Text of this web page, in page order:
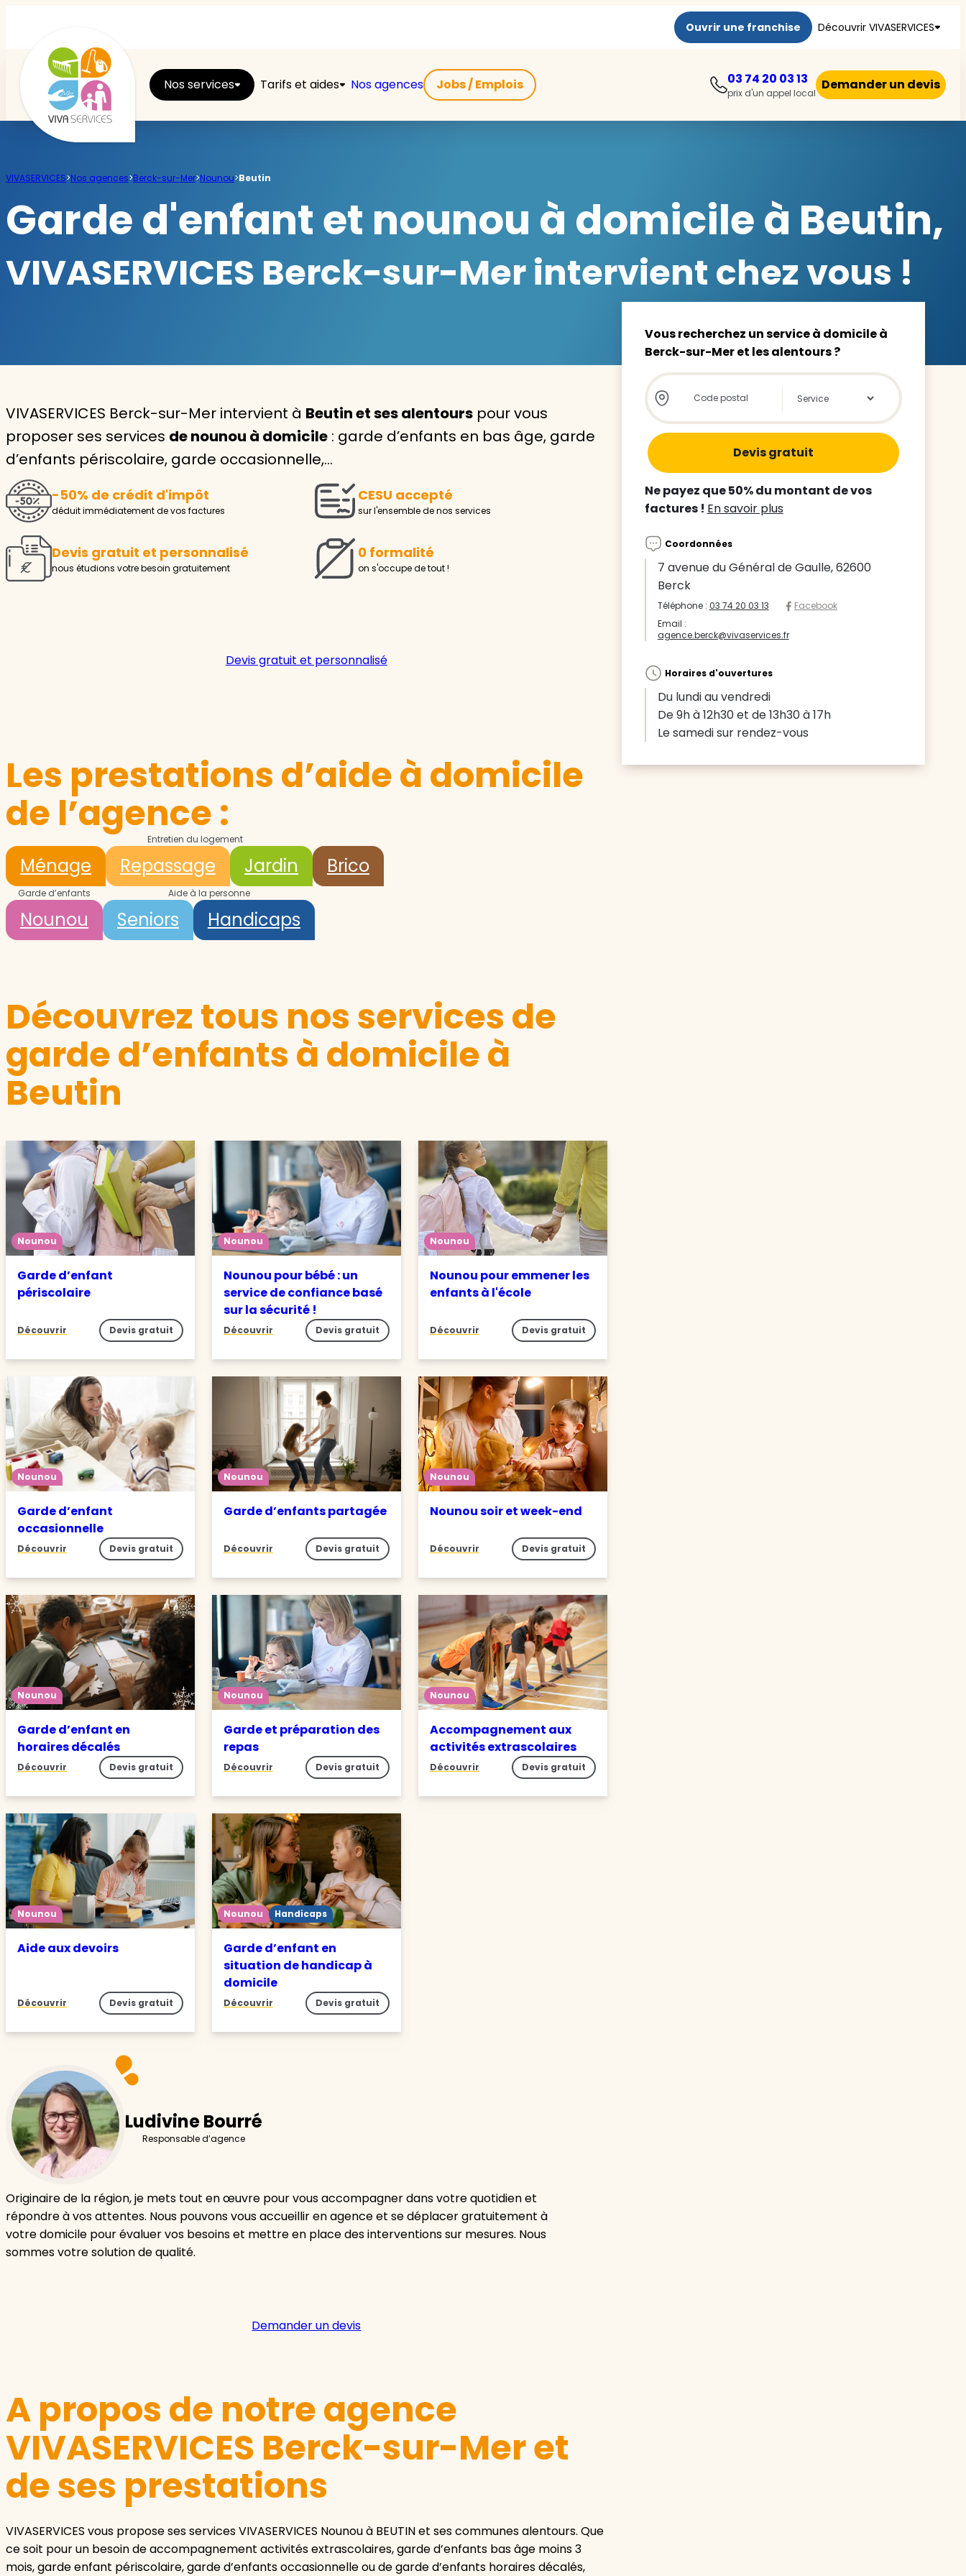
Ouvrir une franchise Découvrir VIVASERVICES
Nos services Tarifs et aides Nos agences Jobs / Emplois 03 74 20 03 13
prix d'un appel local
Demander un devis
Repassage
Jardin
Aide à la personne
Seniors
Handicaps
Voir tous les services
Avec VIVASERVICES, trouvez le
service à domicile qui vous
Pour l’entretien de votre logement, la garde de votre enfant
ou l’accompagnement d’un parent, nos intervenants à
Demander un devis gratuit
Trouver mon agence
VIVASERVICES>Nos agences>Berck-sur-Mer>Nounou>Beutin
Garde d'enfant et nounou à domicile à Beutin,
VIVASERVICES Berck-sur-Mer intervient chez vous !
VIVASERVICES Berck-sur-Mer intervient à Beutin et ses alentours pour vous
proposer ses services de nounou à domicile : garde d’enfants en bas âge, garde
d’enfants périscolaire, garde occasionnelle,…
-50% de crédit d'impôt
déduit immédiatement de vos factures
CESU accepté
sur l'ensemble de nos services
Devis gratuit et personnalisé
nous étudions votre besoin gratuitement
0 formalité
on s'occupe de tout !
Devis gratuit et personnalisé
Les prestations d’aide à domicile
de l’agence :
Entretien du logement
Ménage Repassage Jardin Brico
Garde d’enfants
Nounou
Aide à la personne
Seniors Handicaps
Découvrez tous nos services de
garde d’enfants à domicile à
Beutin
Nounou
Garde d’enfant
périscolaire
Découvrir Devis gratuit
Nounou
Nounou pour bébé : un
service de confiance basé
sur la sécurité !
Découvrir Devis gratuit
Nounou
Nounou pour emmener les
enfants à l'école
Découvrir Devis gratuit
Nounou
Garde d’enfant
occasionnelle
Découvrir Devis gratuit
Nounou
Garde d’enfants partagée
Découvrir Devis gratuit
Nounou
Nounou soir et week-end
Découvrir Devis gratuit
Nounou
Garde d’enfant en
horaires décalés
Découvrir Devis gratuit
Nounou
Garde et préparation des
repas
Découvrir Devis gratuit
Nounou
Accompagnement aux
activités extrascolaires
Découvrir Devis gratuit
Nounou
Aide aux devoirs
Découvrir Devis gratuit
Nounou Handicaps
Garde d’enfant en
situation de handicap à
domicile
Découvrir Devis gratuit
Ludivine Bourré
Responsable d’agence
Originaire de la région, je mets tout en œuvre pour vous accompagner dans votre quotidien et
répondre à vos attentes. Nous pouvons vous accueillir en agence et se déplacer gratuitement à
votre domicile pour évaluer vos besoins et mettre en place des interventions sur mesures. Nous
sommes votre solution de qualité.
Demander un devis
A propos de notre agence
VIVASERVICES Berck-sur-Mer et
de ses prestations
VIVASERVICES vous propose ses services VIVASERVICES Nounou à BEUTIN et ses communes alentours. Que
ce soit pour un besoin de accompagnement activités extrascolaires, garde d’enfants bas âge moins 3
mois, garde enfant périscolaire, garde d’enfants occasionnelle ou de garde d’enfants horaires décalés,
Vous recherchez un service à domicile à
Berck-sur-Mer et les alentours ?
Store locator global - Autocompletion
Rechercher
Ne payez que 50% du montant de vos
factures ! En savoir plus
Coordonnées
7 avenue du Général de Gaulle, 62600
Berck
Téléphone : 03 74 20 03 13
Facebook
Email :
agence.berck@vivaservices.fr
Horaires d'ouvertures
Du lundi au vendredi
De 9h à 12h30 et de 13h30 à 17h
Le samedi sur rendez-vous